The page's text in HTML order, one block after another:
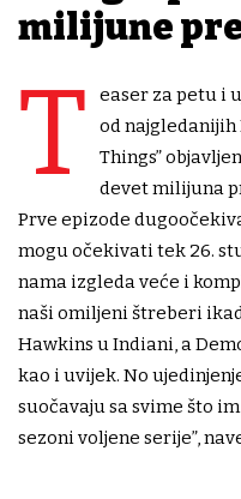
milijune
T
easer za petu i
od
Things”
devet milijuna
Prve epizode
mogu očekivati tek 26.
nama izgleda veće i
naši omiljeni štreberi
Hawkins u Indiani, a
kao i uvijek. No
suočavaju sa svime što
sezoni voljene serije”,